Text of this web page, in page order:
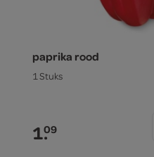
paprika rood
1 Stuks
1.09